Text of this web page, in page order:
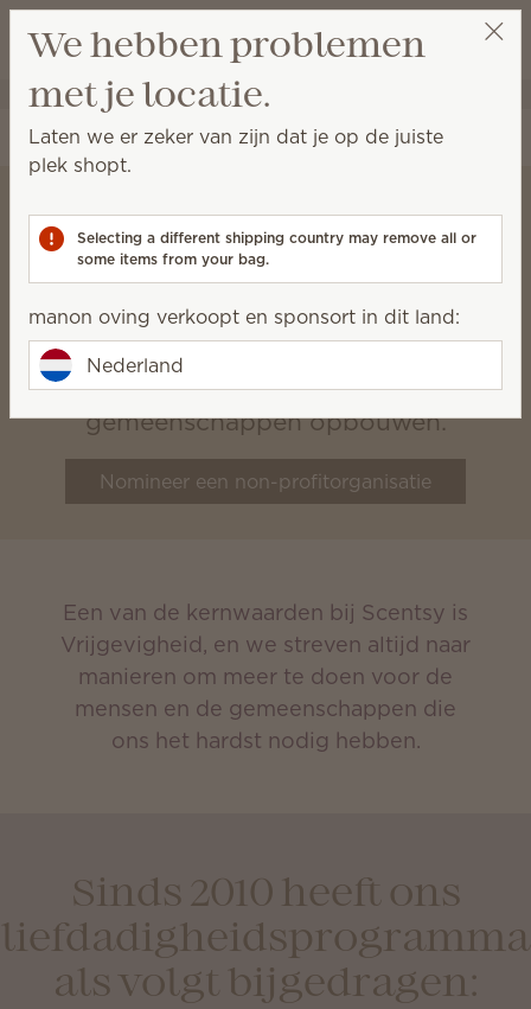
Verlanglijst
Winkeltas
manon oving Selecteer een party
Scentsy’s Goede
Wij geloven dat gezonde,
gelukkige families levendige
gemeenschappen opbouwen.
Nomineer een non-profitorganisatie
Een van de kernwaarden bij Scentsy is
Vrijgevigheid, en we streven altijd naar
manieren om meer te doen voor de
mensen en de gemeenschappen die
ons het hardst nodig hebben.
Sinds 2010 heeft ons
liefdadigheidsprogramma
als volgt bijgedragen:
We hebben problemen
met je locatie.
Laten we er zeker van zijn dat je op de juiste
plek shopt.
Selecting a different shipping country may remove all or
some items from your bag.
manon oving verkoopt en sponsort in dit land:
Nederland